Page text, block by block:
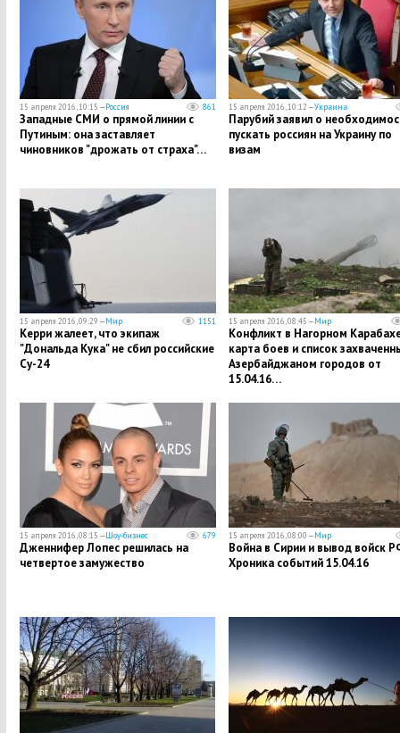
15 апреля 2016, 10:15 —Россия 861
Западные СМИ о прямой линии с
Путиным: она заставляет
чиновников "дрожать от страха"…
15 апреля 2016, 10:12 —Украина
Парубий заявил о
пускать россиян на Украину по
визам
15 апреля 2016, 09:29 —Мир 1151
Керри жалеет, что экипаж
"Дональда Кука" не сбил российские
Су-24
15 апреля 2016, 08:45 —Мир
Конфликт в Нагорном
карта боев и список
Азербайджаном городов от
15.04.16…
15 апреля 2016, 08:15 —Шоу-бизнес 679
Дженнифер Лопес решилась на
четвертое замужество
15 апреля 2016, 08:00 —Мир
Война в Сирии и вывод войск
Хроника событий 15.04.16